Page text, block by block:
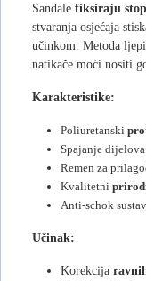
Sandale fiksiraju
stvaranja osjećaja
učinkom. Metoda
natikače moći nositi
Karakteristike:
Poliuretanski
Spajanje
Remen za
Kvalitetni
Anti-schok
Učinak:
Korekcija